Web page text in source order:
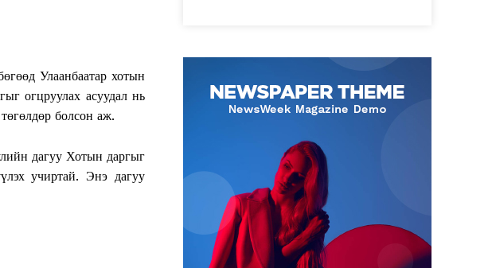
Улаанбаатар хотын
огцруулах асуудал нь
болсон аж.
дагуу Хотын даргыг
учиртай. Энэ дагуу